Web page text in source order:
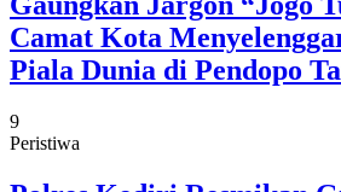
Camat Kota
Piala Dunia di Pendopo
9
Peristiwa